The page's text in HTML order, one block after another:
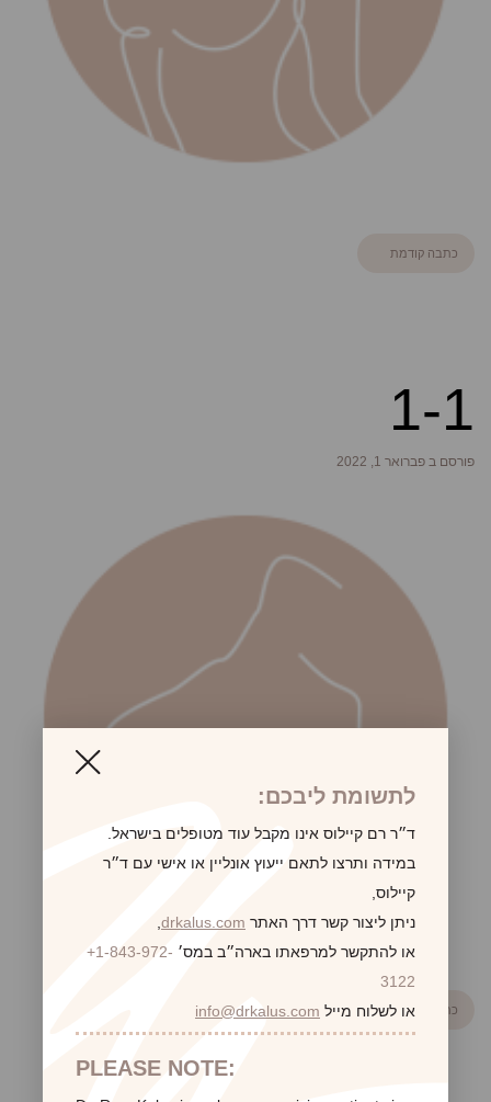
כתבה קודמת
1-1
פורסם ב פברואר 1, 2022
כתבה קודמת
לתשומת ליבכם:
ד״ר רם קיילוס אינו מקבל עוד מטופלים בישראל.
במידה ותרצו לתאם ייעוץ אונליין או אישי עם ד״ר
קיילוס,
ניתן ליצור קשר דרך האתר drkalus.com
או להתקשר למרפאתו בארה״ב במס׳ +1-843-972-
3122
או לשלוח מייל info@drkalus.com
PLEASE NOTE: